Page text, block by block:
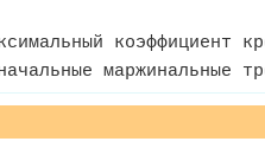
коэффициент
маржинальные